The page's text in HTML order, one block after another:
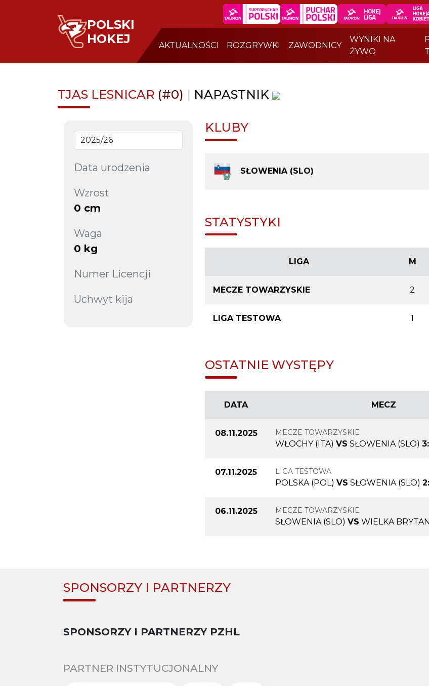
POLSKI
HOKEJ
AKTUALNOŚCI ROZGRYWKI ZAWODNICY
WYNIKI NA
ŻYWO
TJAS LESNICAR (#0) | NAPASTNIK
Data urodzenia
Wzrost
0 cm
Waga
0 kg
Numer Licencji
Uchwyt kija
KLUBY
SŁOWENIA (SLO)
STATYSTYKI
LIGA M
MECZE TOWARZYSKIE 2
LIGA TESTOWA 1
OSTATNIE WYSTĘPY
DATA MECZ
08.11.2025 MECZE TOWARZYSKIE
WŁOCHY (ITA) VS SŁOWENIA (SLO)
07.11.2025 LIGA TESTOWA
POLSKA (POL) VS SŁOWENIA (SLO)
06.11.2025 MECZE TOWARZYSKIE
SŁOWENIA (SLO) VS WIELKA
SPONSORZY I PARTNERZY
SPONSORZY I PARTNERZY PZHL
PARTNER INSTYTUCJONALNY